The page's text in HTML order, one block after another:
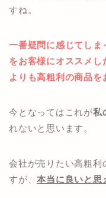
すね。
一番疑問に感じてしま
をお客様にオススメ
よりも高粗利の商品を
今となってはこれが私
れないと思います。
会社が売りたい高粗利
すが、本当に良いと思